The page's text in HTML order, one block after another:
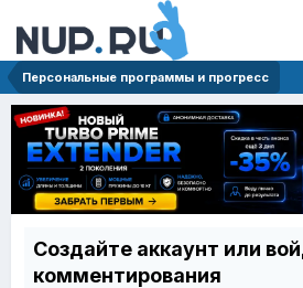
Персональные программы и прогресс
Создайте аккаунт или
комментирования